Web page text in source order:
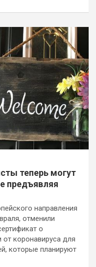
теперь могут
предъявляя
направления
отменили
о
коронавируса для
которые планируют